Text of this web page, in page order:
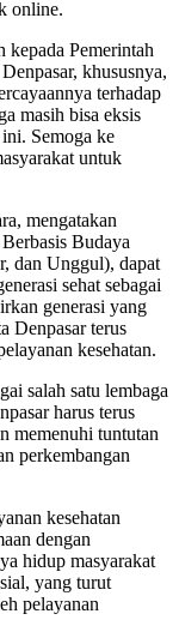
online.
kepada Pemerintah
khususnya,
terhadap
masih bisa eksis
Semoga ke
untuk
mengatakan
Budaya
dan Unggul), dapat
sehat sebagai
generasi yang
Denpasar terus
kesehatan.
salah satu lembaga
harus terus
memenuhi tuntutan
perkembangan
kesehatan
dengan
hidup masyarakat
yang turut
pelayanan